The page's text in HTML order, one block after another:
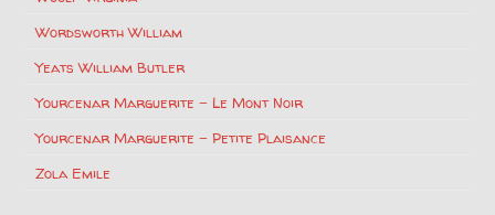
Wordsworth William
Yeats William Butler
Yourcenar Marguerite – Le Mont Noir
Yourcenar Marguerite – Petite Plaisance
Zola Emile